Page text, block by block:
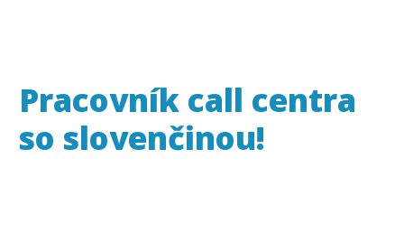
Pracovník call centra
so slovenčinou!